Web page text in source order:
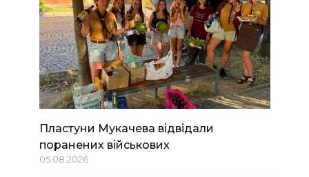
Пластуни Мукачева відвідали
поранених військових
05.08.2026